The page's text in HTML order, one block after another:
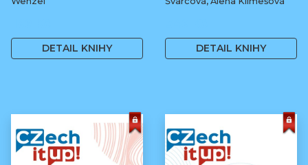
DETAIL KNIHY DETAIL KNIHY